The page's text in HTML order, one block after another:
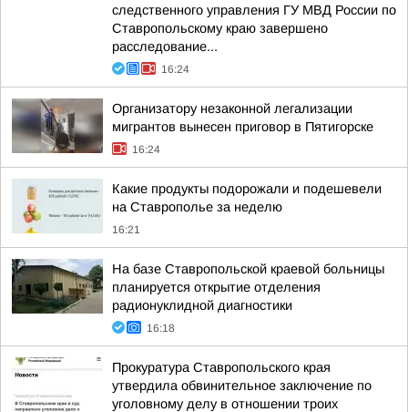
следственного управления ГУ МВД России по
Ставропольскому краю завершено
расследование...
16:24
Организатору незаконной легализации
мигрантов вынесен приговор в Пятигорске
16:24
Какие продукты подорожали и подешевели
на Ставрополье за неделю
16:21
На базе Ставропольской краевой больницы
планируется открытие отделения
радионуклидной диагностики
16:18
Прокуратура Ставропольского края
утвердила обвинительное заключение по
уголовному делу в отношении троих